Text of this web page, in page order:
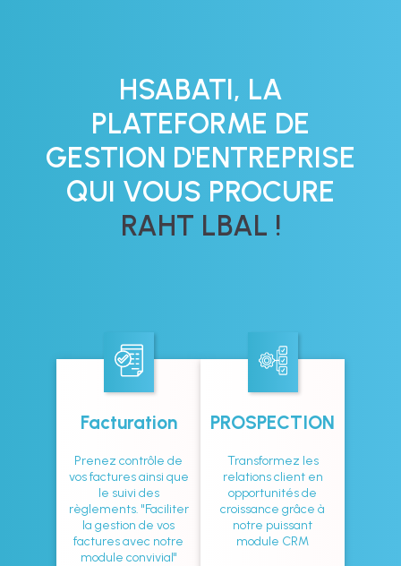
HSABATI, LA
PLATEFORME DE
GESTION D'ENTREPRISE
QUI VOUS PROCURE
RAHT LBAL !
Facturation
Prenez contrôle de
vos factures ainsi que
le suivi des
règlements. "Faciliter
la gestion de vos
factures avec notre
module convivial"
PROSPECTION
Transformez les
relations client en
opportunités de
croissance grâce à
notre puissant
module CRM